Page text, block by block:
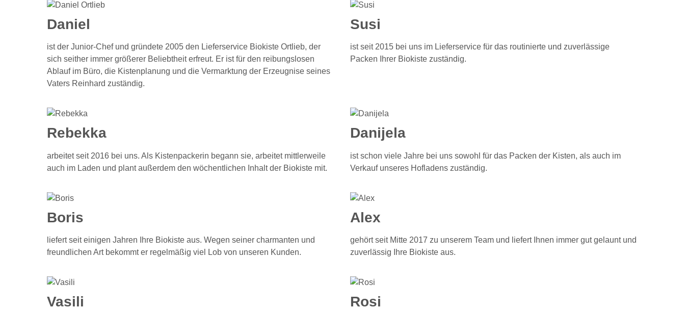
Daniel
ist der Junior-Chef und gründete 2005 den Lieferservice Biokiste Ortlieb, der
sich seither immer größerer Beliebtheit erfreut. Er ist für den reibungslosen
Ablauf im Büro, die Kistenplanung und die Vermarktung der Erzeugnise seines
Vaters Reinhard zuständig.
Susi
ist seit 2015 bei uns im Lieferservice für das routinierte und zuverlässige
Packen Ihrer Biokiste zuständig.
Rebekka
arbeitet seit 2016 bei uns. Als Kistenpackerin begann sie, arbeitet mittlerweile
auch im Laden und plant außerdem den wöchentlichen Inhalt der Biokiste mit.
Danijela
ist schon viele Jahre bei uns sowohl für das Packen der Kisten, als auch im
Verkauf unseres Hofladens zuständig.
Boris
liefert seit einigen Jahren Ihre Biokiste aus. Wegen seiner charmanten und
freundlichen Art bekommt er regelmäßig viel Lob von unseren Kunden.
Alex
gehört seit Mitte 2017 zu unserem Team und liefert Ihnen immer gut gelaunt und
zuverlässig Ihre Biokiste aus.
Vasili Rosi